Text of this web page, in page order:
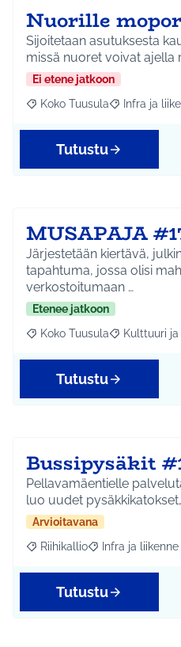
Nuorille
Sijoitetaan asutuksesta
missä nuoret voivat ajella
Ei etene jatkoon
Rajaa tulokset aihepiirin
Koko Tuusula RajaaInfra ja
Tutustu
MUSAPAJA
Järjestetään kiertävä,
tapahtuma, jossa olisi
verkostoitumaan …
Etenee jatkoon
Rajaa tulokset aihepiirin
Koko Tuusula Rajaa
Kulttuuri
Tutustu
Bussipysäkit
Pellavamäentielle
luo uudet
Arvioitavana
Rajaa tulokset aihepiirin
Riihikallio Rajaa tulokset
Infra ja liikenne
Tutustu